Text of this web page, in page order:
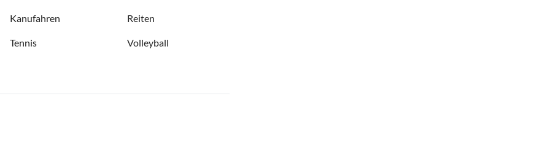
Kanufahren Reiten
Tennis Volleyball